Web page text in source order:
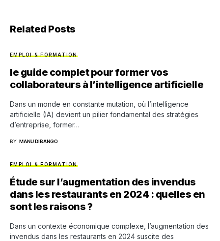
Related Posts
EMPLOI & FORMATION
le guide complet pour former vos
collaborateurs à l’intelligence artificielle
Dans un monde en constante mutation, où l’intelligence
artificielle (IA) devient un pilier fondamental des stratégies
d’entreprise, former…
BY MANU DIBANGO
EMPLOI & FORMATION
Étude sur l’augmentation des invendus
dans les restaurants en 2024 : quelles en
sont les raisons ?
Dans un contexte économique complexe, l’augmentation des
invendus dans les restaurants en 2024 suscite des